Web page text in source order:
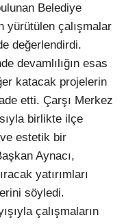
Belediye
yürütülen çalışmalar
değerlendirdi.
devamlılığın esas
katacak projelerin
etti. Çarşı Merkez
birlikte ilçe
estetik bir
Aynacı,
yatırımları
söyledi.
çalışmaların